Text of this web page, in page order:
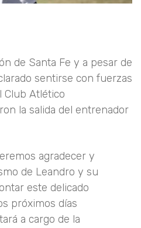
de Santa Fe y a pesar de
sentirse con fuerzas
Club Atlético
la salida del entrenador
agradecer y
de Leandro y su
este delicado
próximos días
a cargo de la